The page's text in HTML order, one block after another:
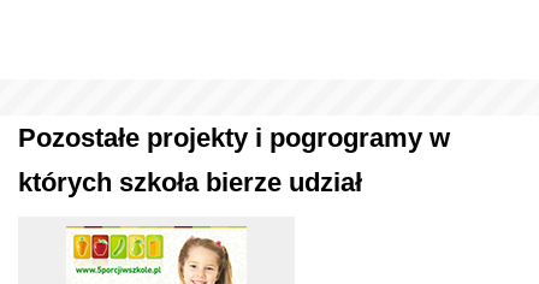
Pozostałe projekty i pogrogramy w
których szkoła bierze udział